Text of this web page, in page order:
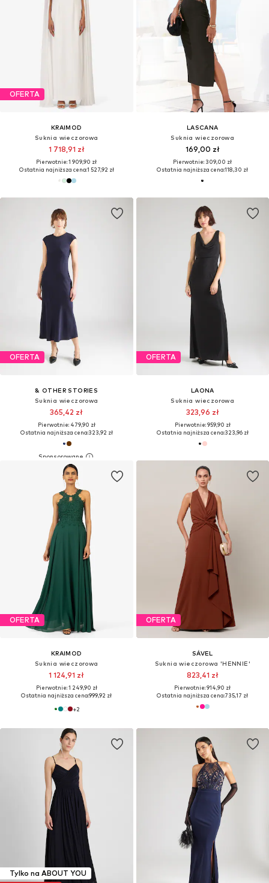
OFERTA
KRAIMOD
Suknia wieczorowa
1 718,91 zł
Pierwotnie: 1 909,90 zł
Ostatnia najniższa cena:1 527,92 zł
LASCANA
Suknia wieczorowa
169,00 zł
Pierwotnie: 309,00 zł
Ostatnia najniższa cena:118,30 zł
OFERTA
& OTHER STORIES
Suknia wieczorowa
365,42 zł
Pierwotnie: 479,90 zł
Ostatnia najniższa cena:323,92 zł
OFERTA
LAONA
Suknia wieczorowa
323,96 zł
Pierwotnie: 959,90 zł
Ostatnia najniższa cena:323,96 zł
OFERTA
KRAIMOD
Suknia wieczorowa
1 124,91 zł
Pierwotnie: 1 249,90 zł
Ostatnia najniższa cena:999,92 zł
+2
OFERTA
SÁVEL
Suknia wieczorowa 'HENNIE'
823,41 zł
Pierwotnie: 914,90 zł
Ostatnia najniższa cena:735,17 zł
Tylko na ABOUT YOU